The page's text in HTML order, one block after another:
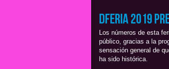
dFERIA 2019
Los números de esta
público, gracias a la
sensación general de
ha sido histórica.